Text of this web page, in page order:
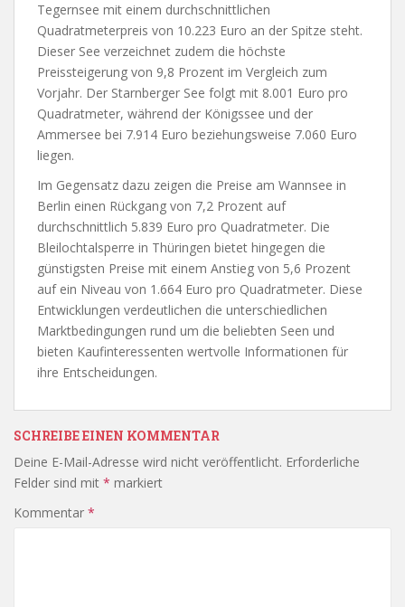
Tegernsee mit einem durchschnittlichen
Quadratmeterpreis von 10.223 Euro an der Spitze steht.
Dieser See verzeichnet zudem die höchste
Preissteigerung von 9,8 Prozent im Vergleich zum
Vorjahr. Der Starnberger See folgt mit 8.001 Euro pro
Quadratmeter, während der Königssee und der
Ammersee bei 7.914 Euro beziehungsweise 7.060 Euro
liegen.
Im Gegensatz dazu zeigen die Preise am Wannsee in
Berlin einen Rückgang von 7,2 Prozent auf
durchschnittlich 5.839 Euro pro Quadratmeter. Die
Bleilochtalsperre in Thüringen bietet hingegen die
günstigsten Preise mit einem Anstieg von 5,6 Prozent
auf ein Niveau von 1.664 Euro pro Quadratmeter. Diese
Entwicklungen verdeutlichen die unterschiedlichen
Marktbedingungen rund um die beliebten Seen und
bieten Kaufinteressenten wertvolle Informationen für
ihre Entscheidungen.
SCHREIBE EINEN KOMMENTAR
Deine E-Mail-Adresse wird nicht veröffentlicht. Erforderliche
Felder sind mit * markiert
Kommentar *